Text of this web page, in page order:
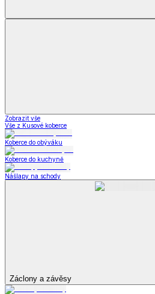
Zobrazit vše
Vše z Kusové koberce
Koberce do obýváku
Koberce do kuchyně
Nášlapy na schody
Záclony a závěsy